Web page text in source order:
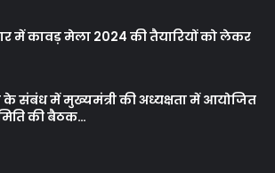
में कावड़ मेला 2024 की तैयारियों को लेकर
के संबंध में मुख्यमंत्री की अध्यक्षता में आयोजित
की बैठक…